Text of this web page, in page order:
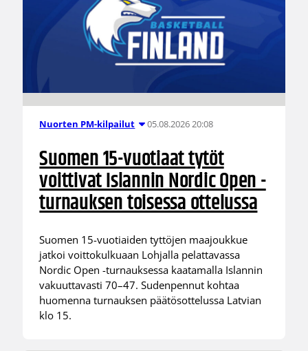
Nuorten PM-kilpailut 05.08.2026 20:08
Suomen 15-vuotiaat tytöt
voittivat Islannin Nordic Open -
turnauksen toisessa ottelussa
Suomen 15-vuotiaiden tyttöjen maajoukkue
jatkoi voittokulkuaan Lohjalla pelattavassa
Nordic Open -turnauksessa kaatamalla Islannin
vakuuttavasti 70–47. Sudenpennut kohtaa
huomenna turnauksen päätösottelussa Latvian
klo 15.